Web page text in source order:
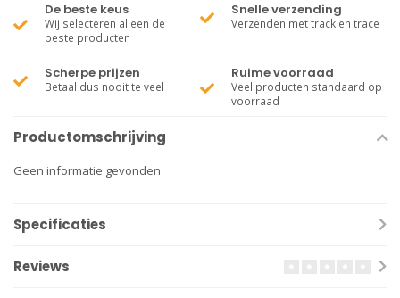
De beste keus
Wij selecteren alleen de
beste producten
Snelle verzending
Verzenden met track en trace
Scherpe prijzen
Betaal dus nooit te veel
Ruime voorraad
Veel producten standaard op
voorraad
Productomschrijving
Geen informatie gevonden
Specificaties
Reviews